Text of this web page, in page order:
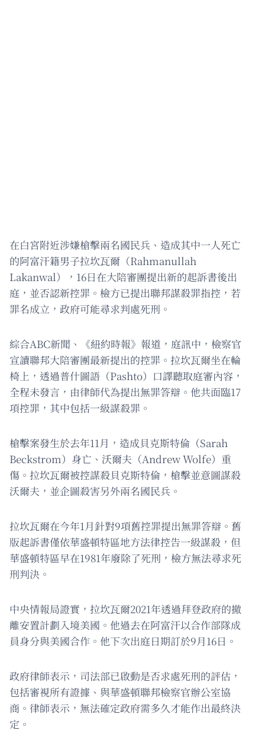
在白宮附近涉嫌槍擊兩名國民兵、造成其中一人死亡
的阿富汗籍男子拉坎瓦爾（Rahmanullah
Lakanwal），16日在大陪審團提出新的起訴書後出
庭，並否認新控罪。檢方已提出聯邦謀殺罪指控，若
罪名成立，政府可能尋求判處死刑。
綜合ABC新聞、《紐約時報》報道，庭訊中，檢察官
宣讀聯邦大陪審團最新提出的控罪。拉坎瓦爾坐在輪
椅上，透過普什圖語（Pashto）口譯聽取庭審內容，
全程未發言，由律師代為提出無罪答辯。他共面臨17
項控罪，其中包括一級謀殺罪。
槍擊案發生於去年11月，造成貝克斯特倫（Sarah
Beckstrom）身亡、沃爾夫（Andrew Wolfe）重
傷。拉坎瓦爾被控謀殺貝克斯特倫，槍擊並意圖謀殺
沃爾夫，並企圖殺害另外兩名國民兵。
拉坎瓦爾在今年1月針對9項舊控罪提出無罪答辯。舊
版起訴書僅依華盛頓特區地方法律控告一級謀殺，但
華盛頓特區早在1981年廢除了死刑，檢方無法尋求死
刑判決。
中央情報局證實，拉坎瓦爾2021年透過拜登政府的撤
離安置計劃入境美國。他過去在阿富汗以合作部隊成
員身分與美國合作。他下次出庭日期訂於9月16日。
政府律師表示，司法部已啟動是否求處死刑的評估，
包括審視所有證據、與華盛頓聯邦檢察官辦公室協
商。律師表示，無法確定政府需多久才能作出最終決
定。